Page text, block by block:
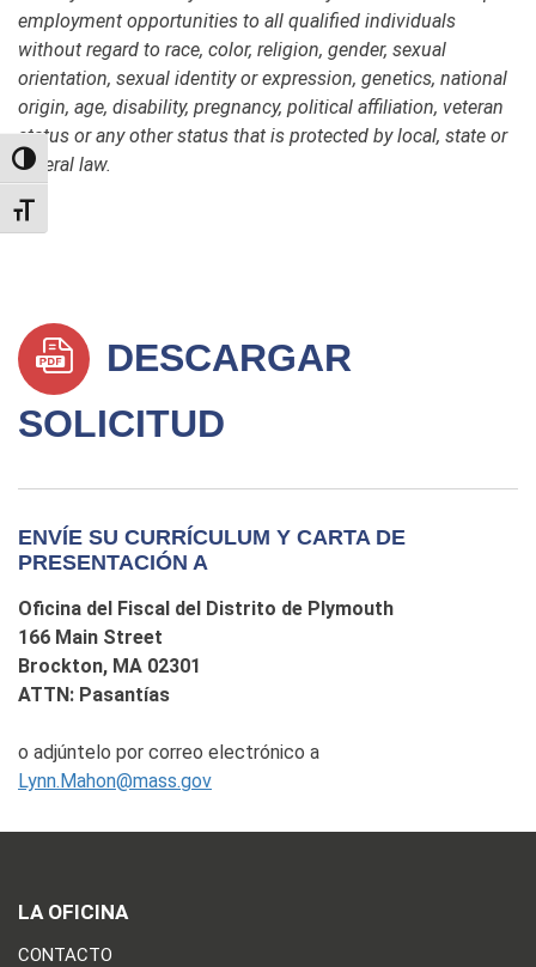
TOGGLE HIGH CONTRAST
TOGGLE FONT SIZE
employment opportunities to all qualified individuals
without regard to race, color, religion, gender, sexual
orientation, sexual identity or expression, genetics, national
origin, age, disability, pregnancy, political affiliation, veteran
status or any other status that is protected by local, state or
federal law.
DESCARGAR
SOLICITUD
ENVÍE SU CURRÍCULUM Y CARTA DE
PRESENTACIÓN A
Oficina del Fiscal del Distrito de Plymouth
166 Main Street
Brockton, MA 02301
ATTN: Pasantías
o adjúntelo por correo electrónico a
Lynn.Mahon@mass.gov
LA OFICINA
CONTACTO